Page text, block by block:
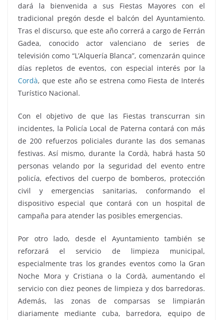
dará la bienvenida a sus Fiestas Mayores con el
tradicional pregón desde el balcón del Ayuntamiento.
Tras el discurso, que este año correrá a cargo de Ferrán
Gadea, conocido actor valenciano de series de
televisión como “L’Alquería Blanca”, comenzarán quince
días repletos de eventos, con especial interés por la
Cordà, que este año se estrena como Fiesta de Interés
Turístico Nacional.
Con el objetivo de que las Fiestas transcurran sin
incidentes, la Policía Local de Paterna contará con más
de 200 refuerzos policiales durante las dos semanas
festivas. Así mismo, durante la Cordà, habrá hasta 50
personas velando por la seguridad del evento entre
policía, efectivos del cuerpo de bomberos, protección
civil y emergencias sanitarias, conformando el
dispositivo especial que contará con un hospital de
campaña para atender las posibles emergencias.
Por otro lado, desde el Ayuntamiento también se
reforzará el servicio de limpieza municipal,
especialmente tras los grandes eventos como la Gran
Noche Mora y Cristiana o la Cordà, aumentando el
servicio con diez peones de limpieza y dos barredoras.
Además, las zonas de comparsas se limpiarán
diariamente mediante cuba, barredora, equipo de